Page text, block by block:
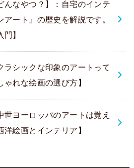
んなやつ？】：自宅のインテ
アート』の歴史を解説です。
】
ラシックな印象のアートって
れな絵画の選び方】
世ヨーロッパのアートは覚え
絵画とインテリア】